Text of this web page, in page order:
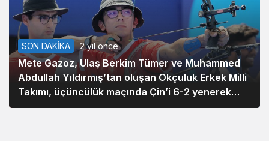
SON DAKİKA 2 yıl önce
Mete Gazoz, Ulaş Berkim Tümer ve Muhammed
Abdullah Yıldırmış’tan oluşan Okçuluk Erkek Milli
Takımı, üçüncülük maçında Çin’i 6-2 yenerek
bronz madalya kazandı.